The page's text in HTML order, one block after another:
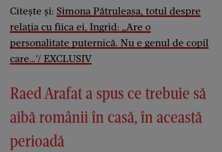
Citește și: Simona Pătruleasa, totul despre
relația cu fiica ei, Ingrid: „Are o
personalitate puternică. Nu e genul de copil
care…’/ EXCLUSIV
Raed Arafat a spus ce trebuie să
aibă românii în casă, în această
perioadă